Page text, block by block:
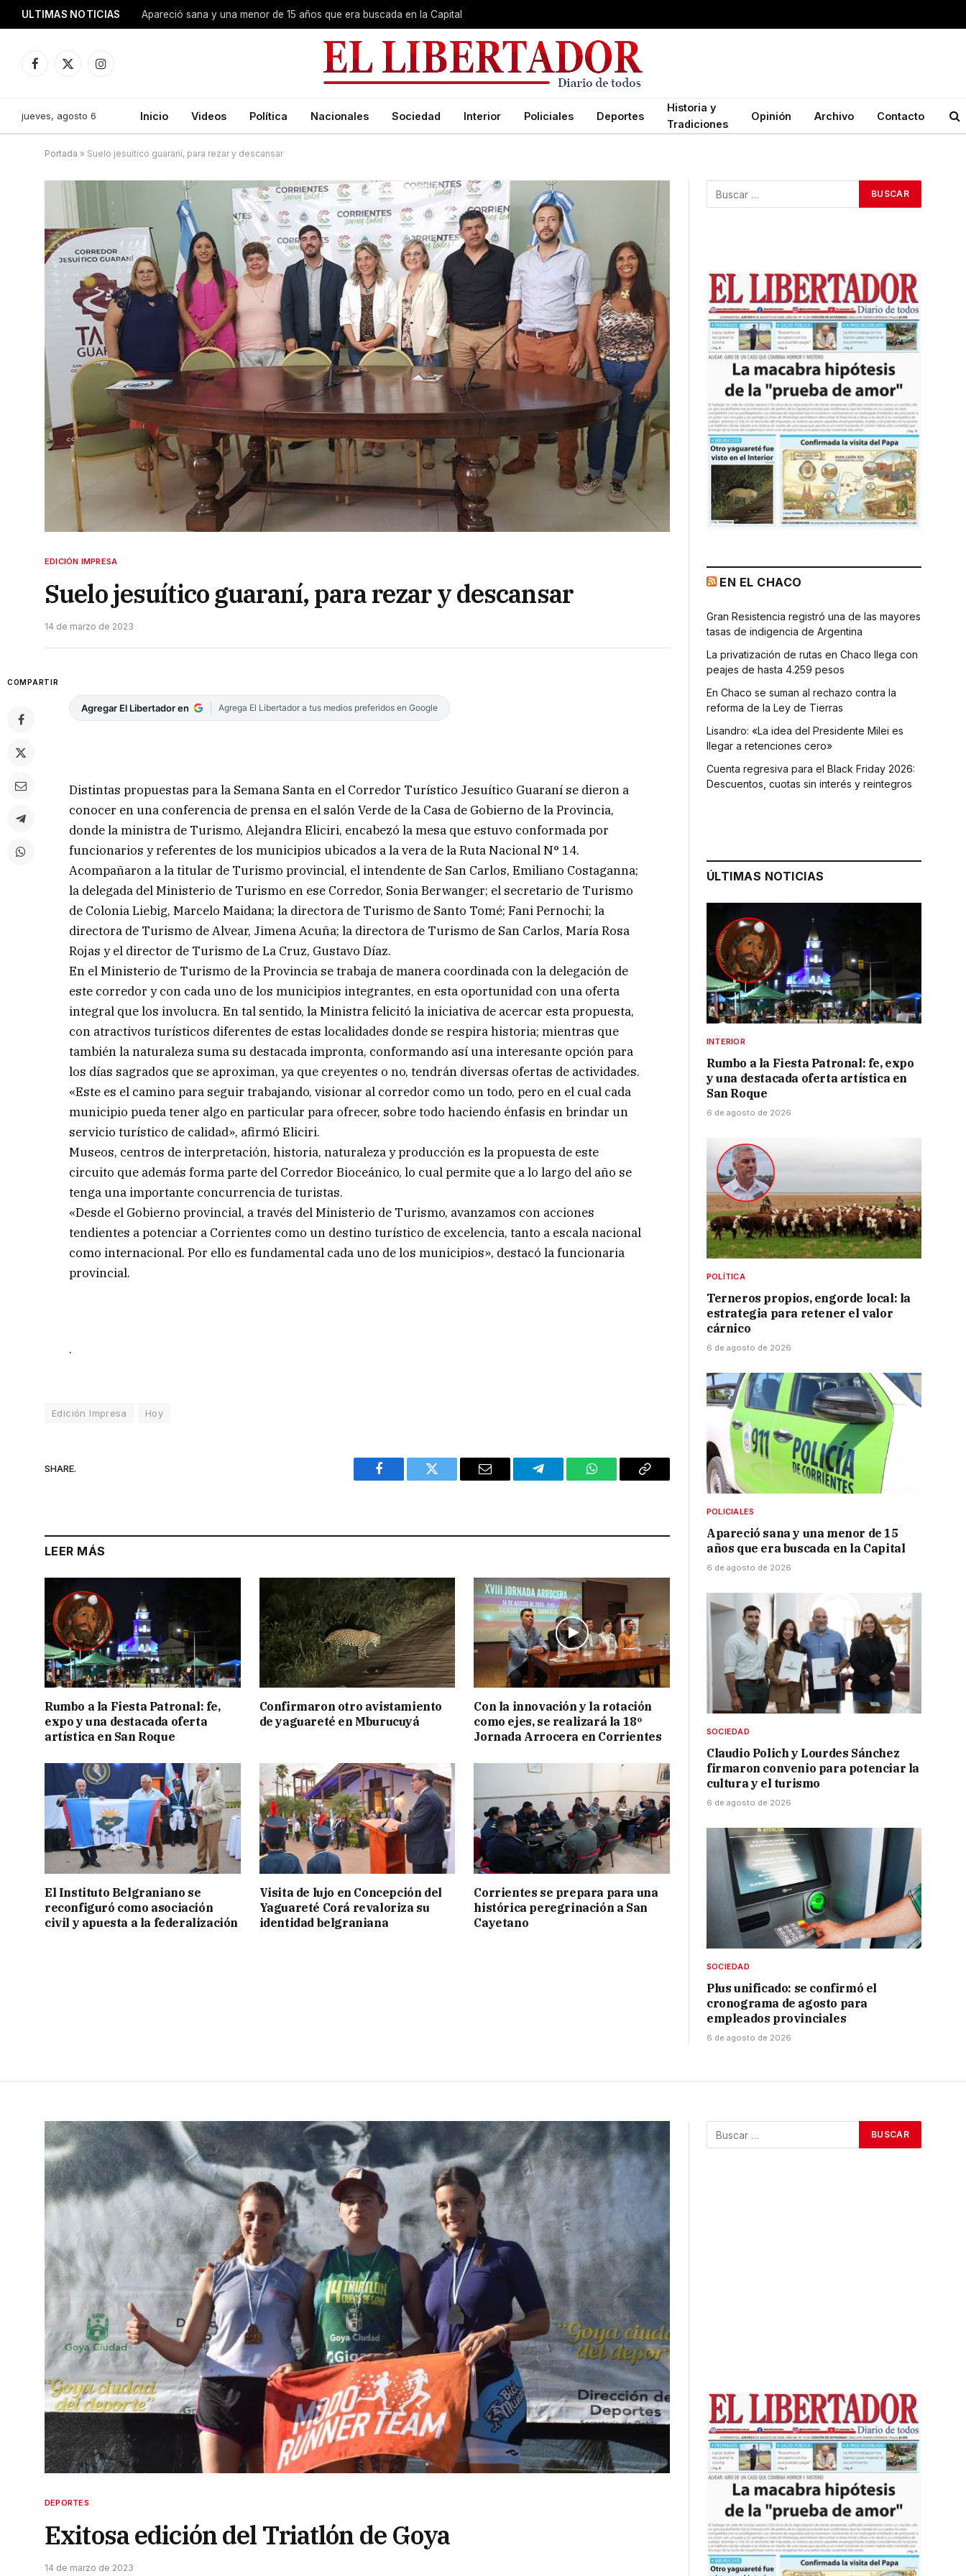
ULTIMAS NOTICIAS Apareció sana y una menor de 15 años que era buscada en la Capital
Facebook
X
Instagram
jueves, agosto 6 Inicio Videos Política Nacionales Sociedad Interior Policiales Deportes
Historia y
Tradiciones
Opinión Archivo Contacto
Portada » Suelo jesuítico guaraní, para rezar y descansar
EDICIÓN IMPRESA
Suelo jesuítico guaraní, para rezar y descansar
14 de marzo de 2023
COMPARTIR
Agregar El Libertador en Agrega El Libertador a tus medios preferidos en Google
Distintas propuestas para la Semana Santa en el Corredor Turístico Jesuítico Guaraní se dieron a
conocer en una conferencia de prensa en el salón Verde de la Casa de Gobierno de la Provincia,
donde la ministra de Turismo, Alejandra Eliciri, encabezó la mesa que estuvo conformada por
funcionarios y referentes de los municipios ubicados a la vera de la Ruta Nacional N° 14.
Acompañaron a la titular de Turismo provincial, el intendente de San Carlos, Emiliano Costaganna;
la delegada del Ministerio de Turismo en ese Corredor, Sonia Berwanger; el secretario de Turismo
de Colonia Liebig, Marcelo Maidana; la directora de Turismo de Santo Tomé; Fani Pernochi; la
directora de Turismo de Alvear, Jimena Acuña; la directora de Turismo de San Carlos, María Rosa
Rojas y el director de Turismo de La Cruz, Gustavo Díaz.
En el Ministerio de Turismo de la Provincia se trabaja de manera coordinada con la delegación de
este corredor y con cada uno de los municipios integrantes, en esta oportunidad con una oferta
integral que los involucra. En tal sentido, la Ministra felicitó la iniciativa de acercar esta propuesta,
con atractivos turísticos diferentes de estas localidades donde se respira historia; mientras que
también la naturaleza suma su destacada impronta, conformando así una interesante opción para
los días sagrados que se aproximan, ya que creyentes o no, tendrán diversas ofertas de actividades.
«Este es el camino para seguir trabajando, visionar al corredor como un todo, pero en el cual cada
municipio pueda tener algo en particular para ofrecer, sobre todo haciendo énfasis en brindar un
servicio turístico de calidad», afirmó Eliciri.
Museos, centros de interpretación, historia, naturaleza y producción es la propuesta de este
circuito que además forma parte del Corredor Bioceánico, lo cual permite que a lo largo del año se
tenga una importante concurrencia de turistas.
«Desde el Gobierno provincial, a través del Ministerio de Turismo, avanzamos con acciones
tendientes a potenciar a Corrientes como un destino turístico de excelencia, tanto a escala nacional
como internacional. Por ello es fundamental cada uno de los municipios», destacó la funcionaria
provincial.
.
Edición Impresa Hoy
SHARE.
Facebook Twitter Email Telegram WhatsAppCopy
LEER MÁS
Rumbo a la Fiesta Patronal: fe,
expo y una destacada oferta
artística en San Roque
Confirmaron otro avistamiento
de yaguareté en Mburucuyá
Con la innovación y la rotación
como ejes, se realizará la 18º
Jornada Arrocera en Corrientes
El Instituto Belgraniano se
reconfiguró como asociación
civil y apuesta a la federalización
Visita de lujo en Concepción del
Yaguareté Corá revaloriza su
identidad belgraniana
Corrientes se prepara para una
histórica peregrinación a San
Cayetano
EN EL CHACO
Gran Resistencia registró una de las mayores
tasas de indigencia de Argentina
La privatización de rutas en Chaco llega con
peajes de hasta 4.259 pesos
En Chaco se suman al rechazo contra la
reforma de la Ley de Tierras
Lisandro: «La idea del Presidente Milei es
llegar a retenciones cero»
Cuenta regresiva para el Black Friday 2026:
Descuentos, cuotas sin interés y reintegros
ÚLTIMAS NOTICIAS
INTERIOR
Rumbo a la Fiesta Patronal: fe, expo
y una destacada oferta artística en
San Roque
6 de agosto de 2026
POLÍTICA
Terneros propios, engorde local: la
estrategia para retener el valor
cárnico
6 de agosto de 2026
POLICIALES
Apareció sana y una menor de 15
años que era buscada en la Capital
6 de agosto de 2026
SOCIEDAD
Claudio Polich y Lourdes Sánchez
firmaron convenio para potenciar la
cultura y el turismo
6 de agosto de 2026
SOCIEDAD
Plus unificado: se confirmó el
cronograma de agosto para
empleados provinciales
6 de agosto de 2026
DEPORTES
Exitosa edición del Triatlón de Goya
14 de marzo de 2023